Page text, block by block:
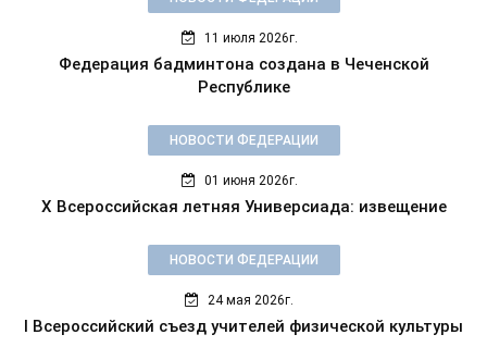
11 июля 2026г.
Федерация бадминтона создана в Чеченской
Республике
НОВОСТИ ФЕДЕРАЦИИ
01 июня 2026г.
X Всероссийская летняя Универсиада: извещение
НОВОСТИ ФЕДЕРАЦИИ
24 мая 2026г.
I Всероссийский съезд учителей физической культуры